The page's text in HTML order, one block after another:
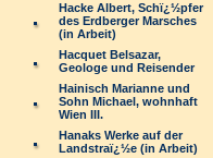
Hacke Albert, Schï¿½pfer
des Erdberger Marsches
(in Arbeit)
Hacquet Belsazar,
Geologe und Reisender
Hainisch Marianne und
Sohn Michael, wohnhaft
Wien III.
Hanaks Werke auf der
Landstraï¿½e (in Arbeit)